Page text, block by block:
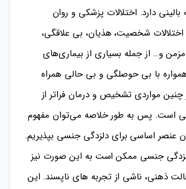
بالینی دارد. اختلالات پزشکی و روان
شخصیت، هذیان، بی علاقگی،
و… از جمله بسیاری از بیماری‌های
با بی حوصلگی و بی حالی همراه
چنین مواردی تشخیص و درمان فراتر از
است. پس به طور خلاصه می‌توان مفهوم
عنصر اساسی برای دلزدگی جنسی بپذیریم.
جنسی ممکن است به این صورت نیز
ذهنی، ناشی از تجربه های ناپسند. این